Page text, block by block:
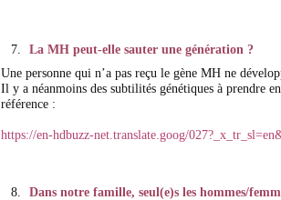
La MH peut-elle sauter une génération ?
Une personne qui n’a pas reçu le gène MH ne
Il y a néanmoins des subtilités génétiques à prendre
référence :
https://en-hdbuzz-net.translate.goog/
Dans notre famille, seul(e)s les hommes/